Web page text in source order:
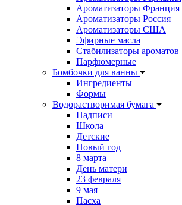
Ароматизаторы Франция
Ароматизаторы Россия
Ароматизаторы США
Эфирные масла
Стабилизаторы ароматов
Парфюмерные
Бомбочки для ванны
Ингредиенты
Формы
Водорастворимая бумага
Надписи
Школа
Детские
Новый год
8 марта
День матери
23 февраля
9 мая
Пасха